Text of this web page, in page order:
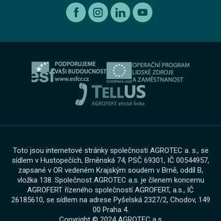
Ojeté vozy
Autorizovaný servis Volkswagen
Autorizovaný servis Volkswagen Užitkové vozy
Servis AGROTEC Group
Zimní servisní akce
O nás
Etický kodex koncernu AGROFERT
Cookies
Toto jsou internetové stránky společnosti AGROTEC a. s., se
sídlem v Hustopečích, Brněnská 74, PSČ 69301, IČ 00544957,
zapsané v OR vedeném Krajským soudem v Brně, oddíl B,
vložka 138. Společnost AGROTEC a.s. je členem koncernu
AGROFERT řízeného společností AGROFERT, a.s., IČ
26185610, se sídlem na adrese Pyšelská 2327/2, Chodov, 149
00 Praha 4.